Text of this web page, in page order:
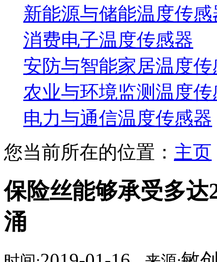
新能源与储能温度传感
消费电子温度传感器
安防与智能家居温度传
农业与环境监测温度传
电力与通信温度传感器
您当前所在的位置： 主页
保险丝能够承受多
涌